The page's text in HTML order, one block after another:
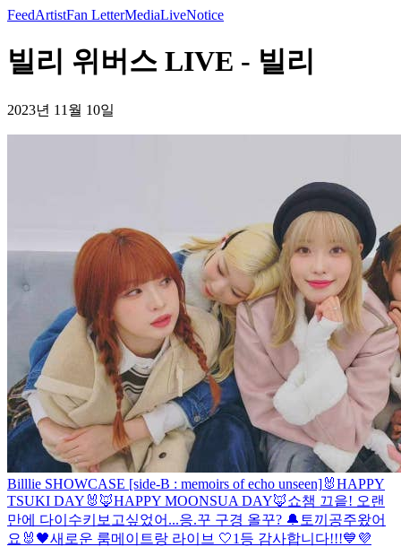
FeedArtistFan LetterMediaLiveNotice
빌리 위버스 LIVE - 빌리
2023년 11월 10일
Billlie SHOWCASE [side-B : memoirs of echo unseen]🐰HAPPY
TSUKI DAY🐰 🦊HAPPY MOONSUA DAY🦊쇼챔 끄읕! 오랜
만에 다이수키 보고싶었어...응.꾸 구경 올꾸? 🔔 토끼공주왔어
요🐰 🖤새로운 룸메이트랑 라이브 🤍1등 감사합니다!!!💙💜